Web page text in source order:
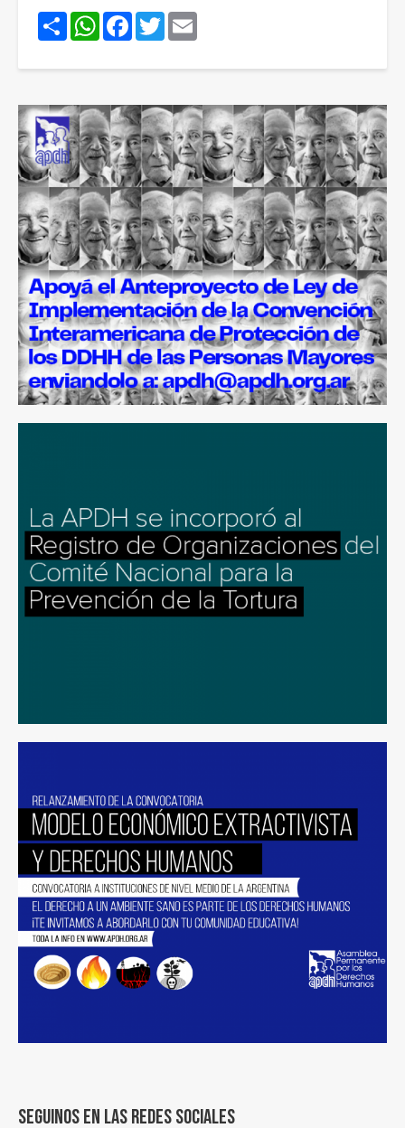
ShareWhatsApp
Facebook
Twitter
Seguinos en las redes sociales